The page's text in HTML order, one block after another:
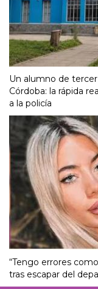
Un alumno de
Córdoba: la rápida
a la policía
“Tengo errores
tras escapar del